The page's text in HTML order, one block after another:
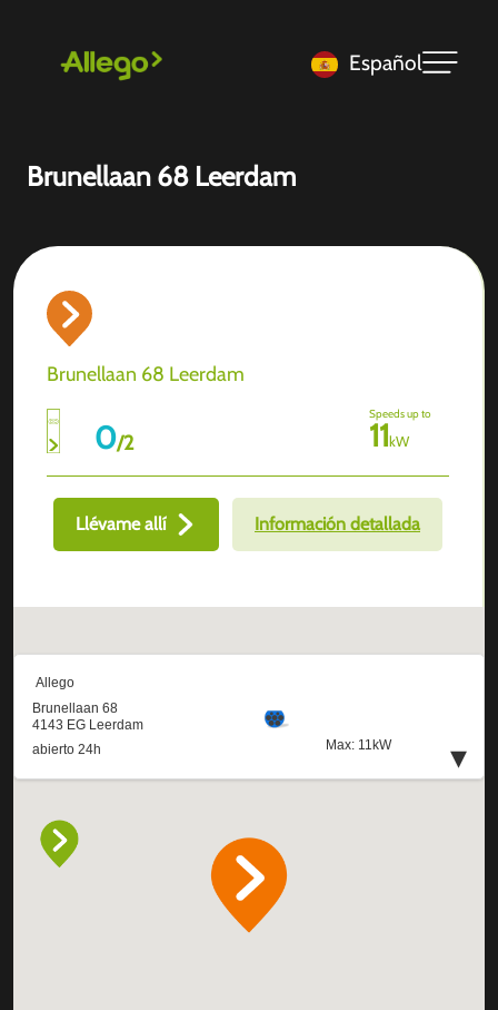
Español
Brunellaan 68 Leerdam
Brunellaan 68 Leerdam
0/2
Speeds up to
11kW
Llévame allí Información detallada